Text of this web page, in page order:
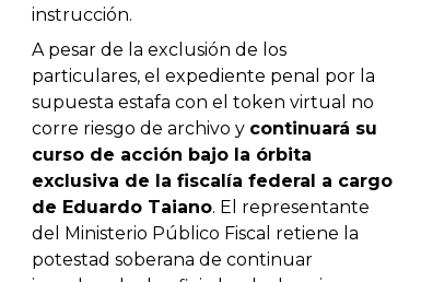
instrucción.
A pesar de la exclusión de los
particulares, el expediente penal por la
supuesta estafa con el token virtual no
corre riesgo de archivo y continuará su
curso de acción bajo la órbita
exclusiva de la fiscalía federal a cargo
de Eduardo Taiano. El representante
del Ministerio Público Fiscal retiene la
potestad soberana de continuar